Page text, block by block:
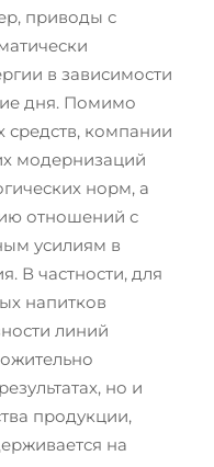
приводы с
в зависимости
дня. Помимо
компании
модернизаций
норм, а
отношений с
усилиям в
В частности, для
напитков
линий
но и
продукции,
на